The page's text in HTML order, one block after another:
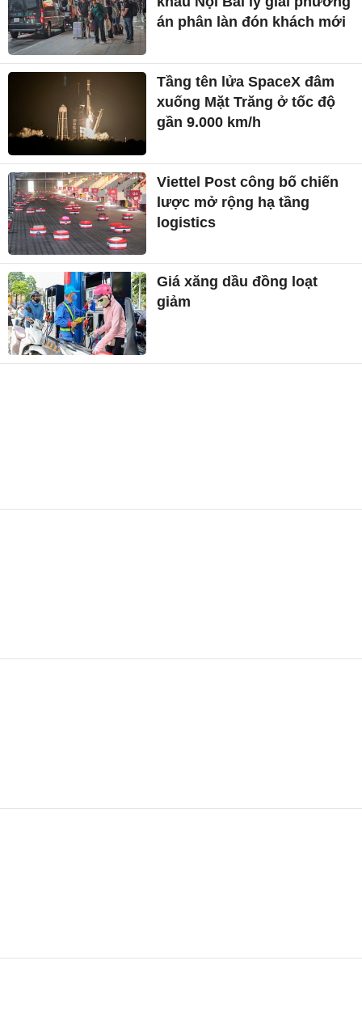
án phân làn đón khách mới
Tầng tên lửa SpaceX đâm
xuống Mặt Trăng ở tốc độ
gần 9.000 km/h
Viettel Post công bố chiến
lược mở rộng hạ tầng
logistics
Giá xăng dầu đồng loạt
giảm